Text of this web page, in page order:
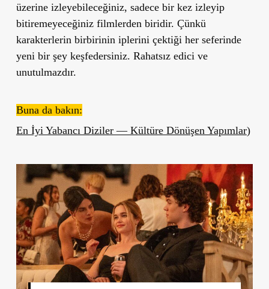
üzerine izleyebileceğiniz, sadece bir kez izleyip
bitiremeyeceğiniz filmlerden biridir. Çünkü
karakterlerin birbirinin iplerini çektiği her seferinde
yeni bir şey keşfedersiniz. Rahatsız edici ve
unutulmazdır.
Buna da bakın:
En İyi Yabancı Diziler — Kültüre Dönüşen Yapımlar)